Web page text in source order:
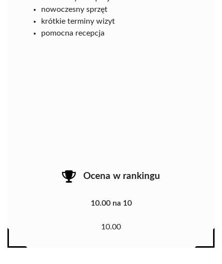
nowoczesny sprzęt
krótkie terminy wizyt
pomocna recepcja
Ocena w rankingu
10.00 na 10
10.00